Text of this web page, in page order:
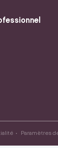
Paramètres